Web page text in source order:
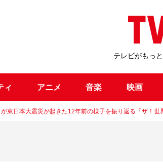
テレビがもっ
ィ アニメ 音楽 映画
東日本大震災が起きた12年前の様子を振り返る『ザ！世